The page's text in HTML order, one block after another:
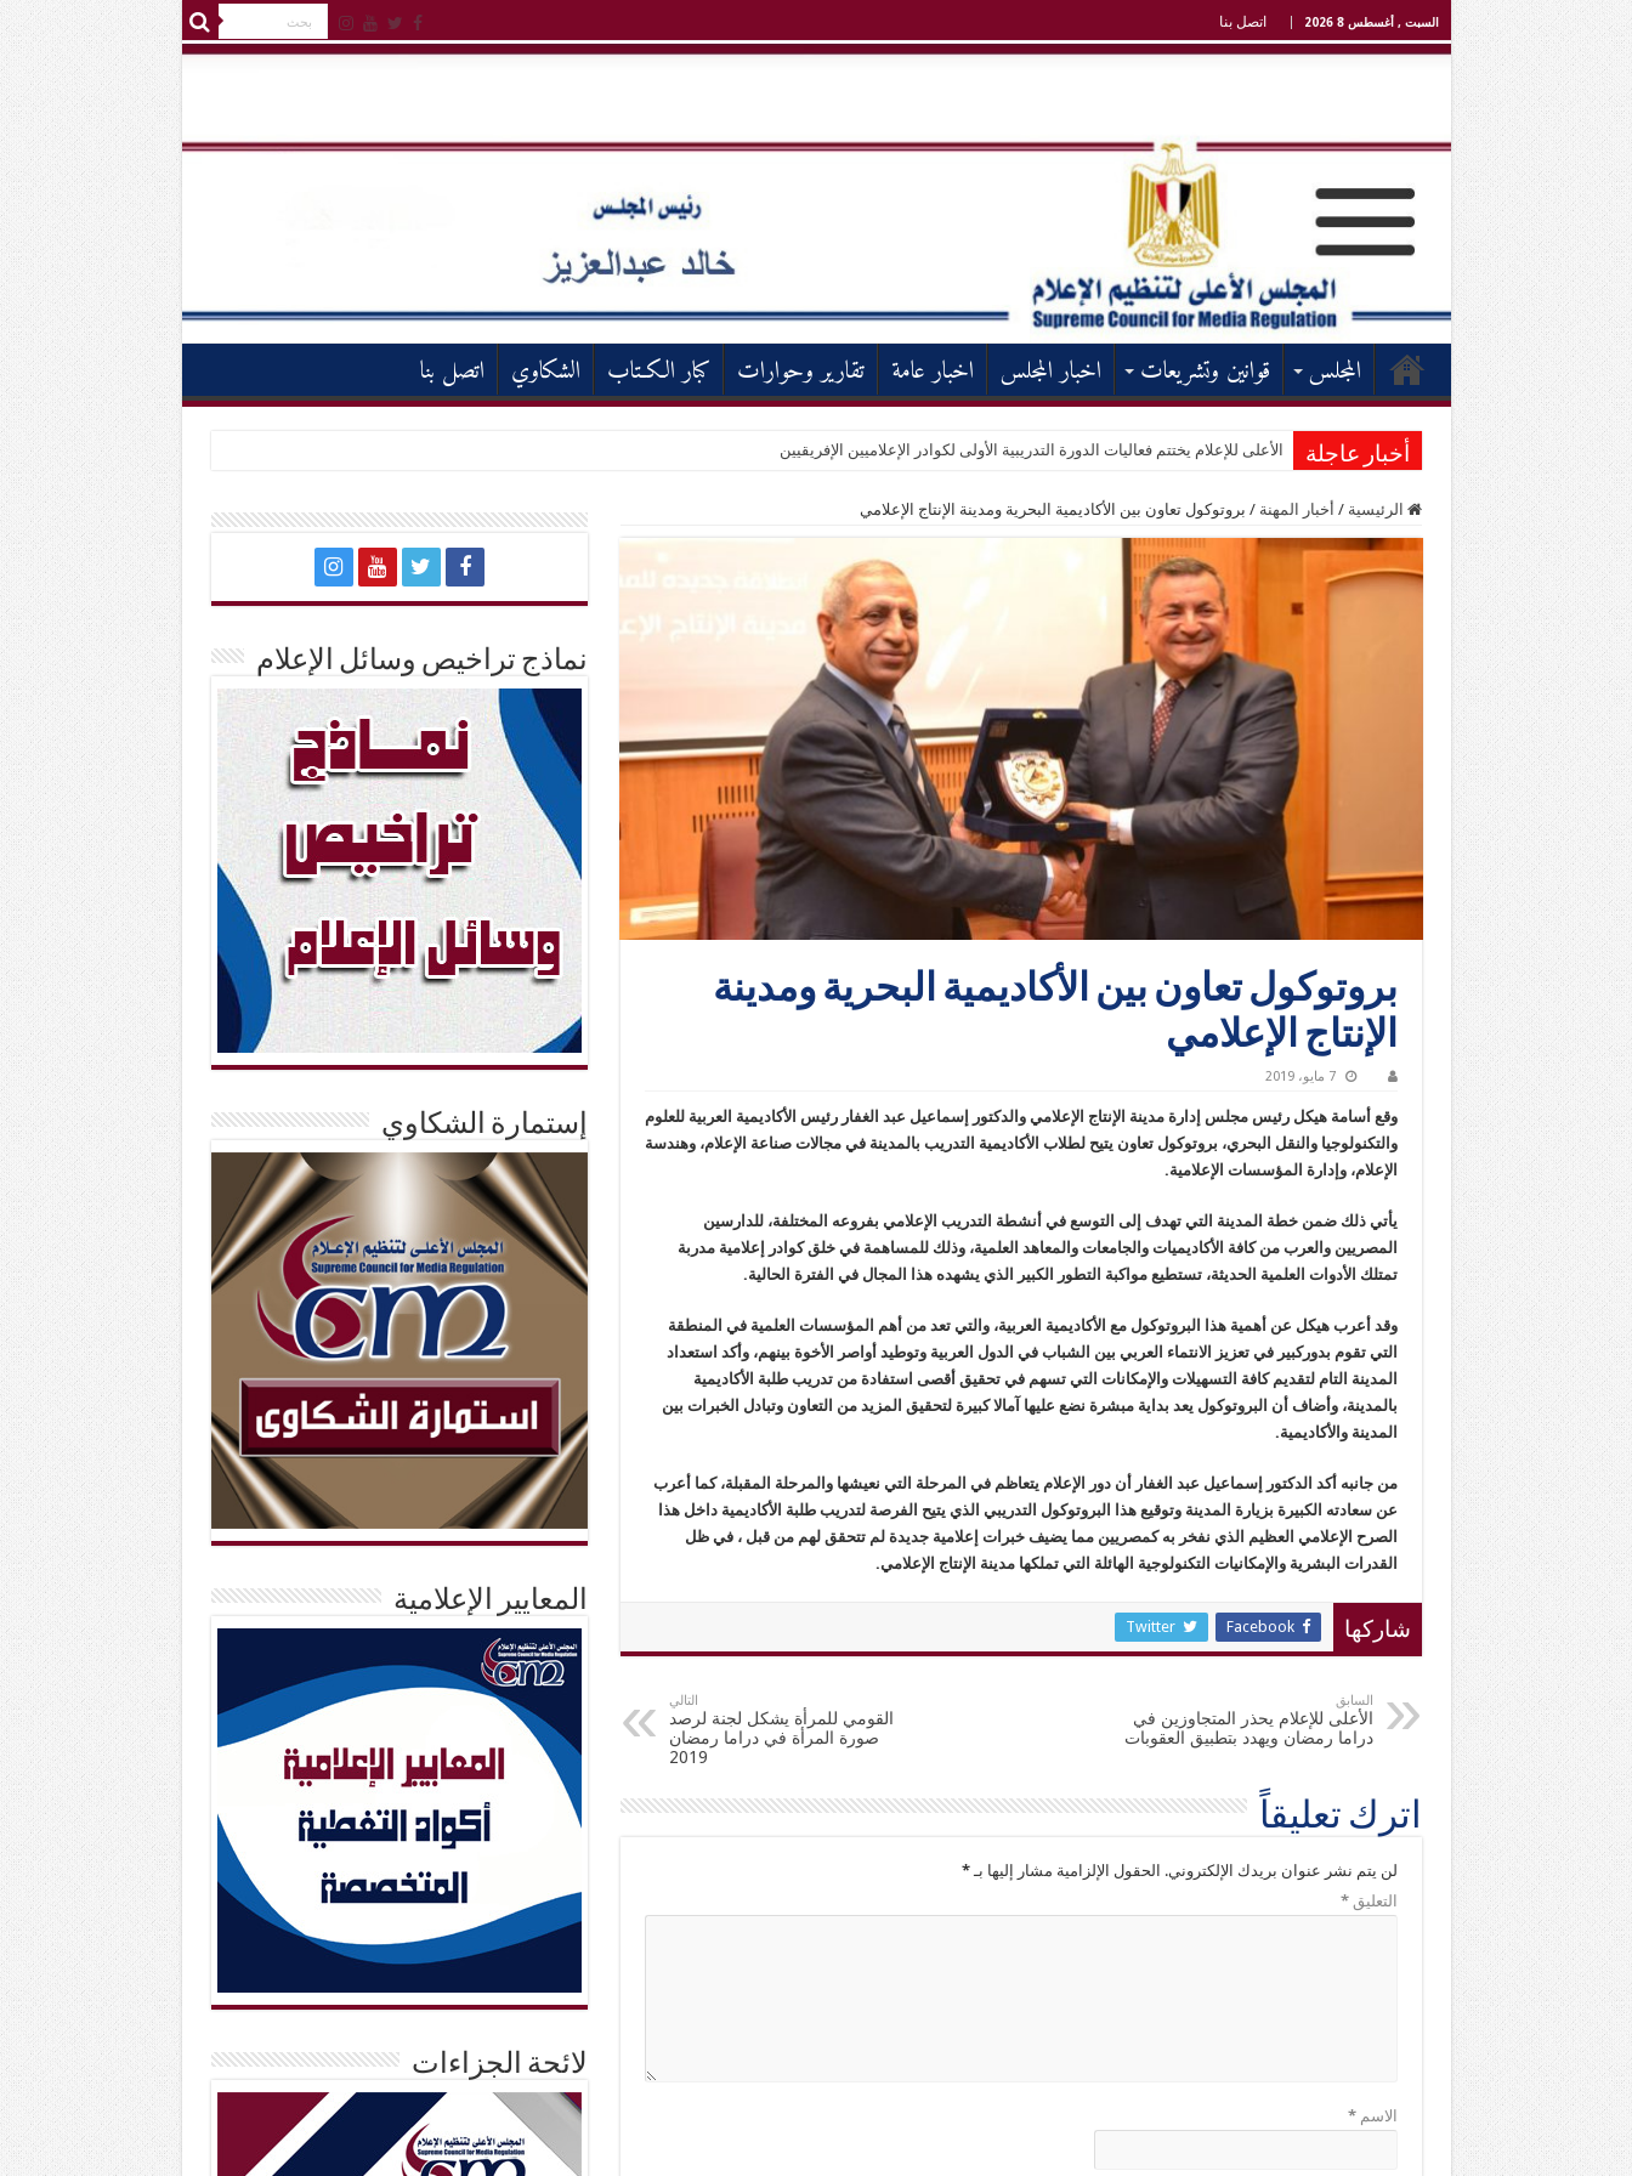
السبت , أغسطس 8 2026 اتصل بنا
المجلس قوانين وتشريعات اخبار المجلس اخبار عامة تقارير وحوارات كبار الكـتاب الشكاوي اتصل بنا
أخبار عاجلة الأعلى للإعلام يختتم فعاليات الدورة التدريبية الأولى لكوادر الإعلاميين الإفريقيين
الرئيسية / أخبار المهنة / بروتوكول تعاون بين الأكاديمية البحرية ومدينة الإنتاج الإعلامي
بروتوكول تعاون بين الأكاديمية البحرية ومدينة
الإنتاج الإعلامي
7 مايو، 2019
وقع أسامة هيكل رئيس مجلس إدارة مدينة الإنتاج الإعلامي والدكتور إسماعيل عبد الغفار رئيس الأكاديمية العربية للعلوم
والتكنولوجيا والنقل البحري، بروتوكول تعاون يتيح لطلاب الأكاديمية التدريب بالمدينة في مجالات صناعة الإعلام، وهندسة
الإعلام، وإدارة المؤسسات الإعلامية.
يأتي ذلك ضمن خطة المدينة التي تهدف إلى التوسع في أنشطة التدريب الإعلامي بفروعه المختلفة، للدارسين
المصريين والعرب من كافة الأكاديميات والجامعات والمعاهد العلمية، وذلك للمساهمة في خلق كوادر إعلامية مدربة
تمتلك الأدوات العلمية الحديثة، تستطيع مواكبة التطور الكبير الذي يشهده هذا المجال في الفترة الحالية.
وقد أعرب هيكل عن أهمية هذا البروتوكول مع الأكاديمية العربية، والتي تعد من أهم المؤسسات العلمية في المنطقة
التي تقوم بدوركبير في تعزيز الانتماء العربي بين الشباب في الدول العربية وتوطيد أواصر الأخوة بينهم، وأكد استعداد
المدينة التام لتقديم كافة التسهيلات والإمكانات التي تسهم في تحقيق أقصى استفادة من تدريب طلبة الأكاديمية
بالمدينة، وأضاف أن البروتوكول يعد بداية مبشرة نضع عليها آمالا كبيرة لتحقيق المزيد من التعاون وتبادل الخبرات بين
المدينة والأكاديمية.
من جانبه أكد الدكتور إسماعيل عبد الغفار أن دور الإعلام يتعاظم في المرحلة التي نعيشها والمرحلة المقبلة، كما أعرب
عن سعادته الكبيرة بزيارة المدينة وتوقيع هذا البروتوكول التدريبي الذي يتيح الفرصة لتدريب طلبة الأكاديمية داخل هذا
الصرح الإعلامي العظيم الذي نفخر به كمصريين مما يضيف خبرات إعلامية جديدة لم تتحقق لهم من قبل ، في ظل
القدرات البشرية والإمكانيات التكنولوجية الهائلة التي تملكها مدينة الإنتاج الإعلامي.
شاركها Facebook
Twitter
السابق
الأعلى للإعلام يحذر المتجاوزين في
دراما رمضان ويهدد بتطبيق العقوبات
التالي
القومي للمرأة يشكل لجنة لرصد
صورة المرأة في دراما رمضان
2019
اترك تعليقاً
لن يتم نشر عنوان بريدك الإلكتروني. الحقول الإلزامية مشار إليها بـ*
التعليق*
الاسم*
نماذج تراخيص وسائل الإعلام
إستمارة الشكاوي
المعايير الإعلامية
لائحة الجزاءات